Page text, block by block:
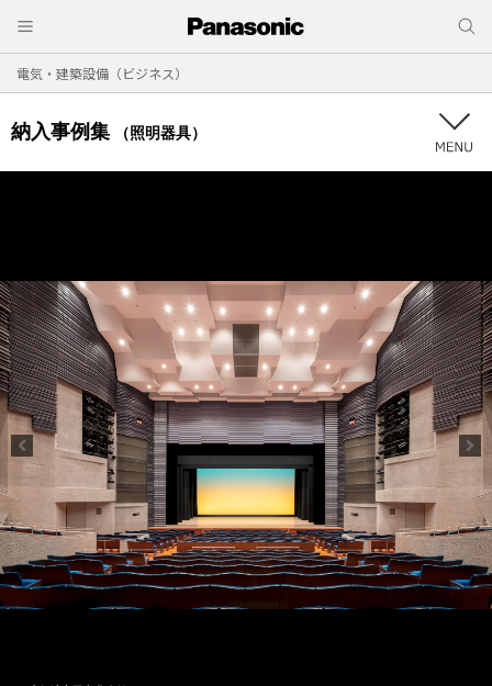
電気・建築設備（ビジネス）
納入事例集 （照明器具）